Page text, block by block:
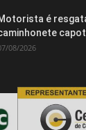
é
08/2026